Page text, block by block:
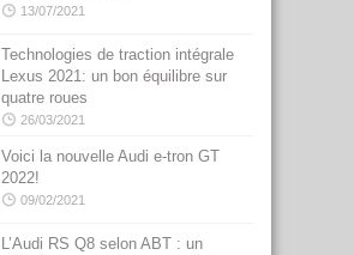
13/07/2021
Technologies de traction intégrale
Lexus 2021: un bon équilibre sur
quatre roues
26/03/2021
Voici la nouvelle Audi e-tron GT
2022!
09/02/2021
L’Audi RS Q8 selon ABT : un